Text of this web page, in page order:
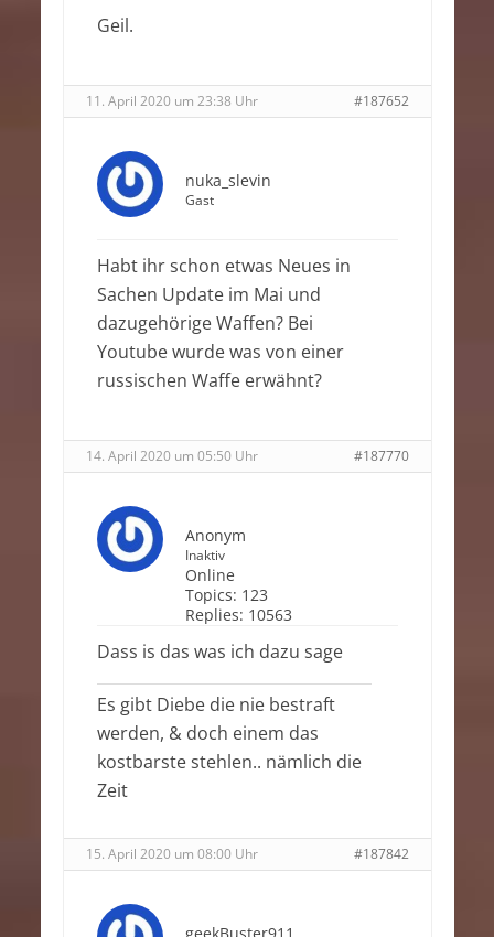
Geil.
11. April 2020 um 23:38 Uhr #187652
nuka_slevin
Gast
Habt ihr schon etwas Neues in
Sachen Update im Mai und
dazugehörige Waffen? Bei
Youtube wurde was von einer
russischen Waffe erwähnt?
14. April 2020 um 05:50 Uhr #187770
Anonym
Inaktiv
Online
Topics: 123
Replies: 10563
Dass is das was ich dazu sage
Es gibt Diebe die nie bestraft
werden, & doch einem das
kostbarste stehlen.. nämlich die
Zeit
15. April 2020 um 08:00 Uhr #187842